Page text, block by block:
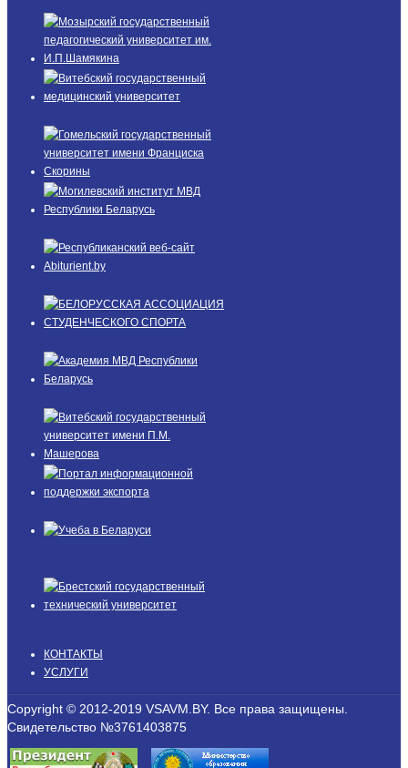
КОНТАКТЫ
УСЛУГИ
Copyright © 2012-2019 VSAVM.BY. Все права защищены.
Свидетельство №3761403875